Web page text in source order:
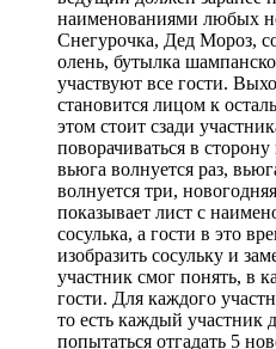
наименованиями любых
Снегурочка, Дед Мороз,
олень, бутылка
участвуют все гости.
становится лицом к
этом стоит сзади
поворачиваться в
вьюга волнуется раз,
волнуется три,
показывает лист с
сосулька, а гости в это
изобразить сосульку и
участник смог понять, в
гости. Для каждого
то есть каждый участник
попытаться отгадать 5